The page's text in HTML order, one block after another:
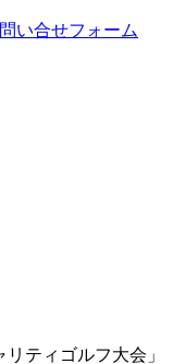
い合せフォーム
ティゴルフ大会」